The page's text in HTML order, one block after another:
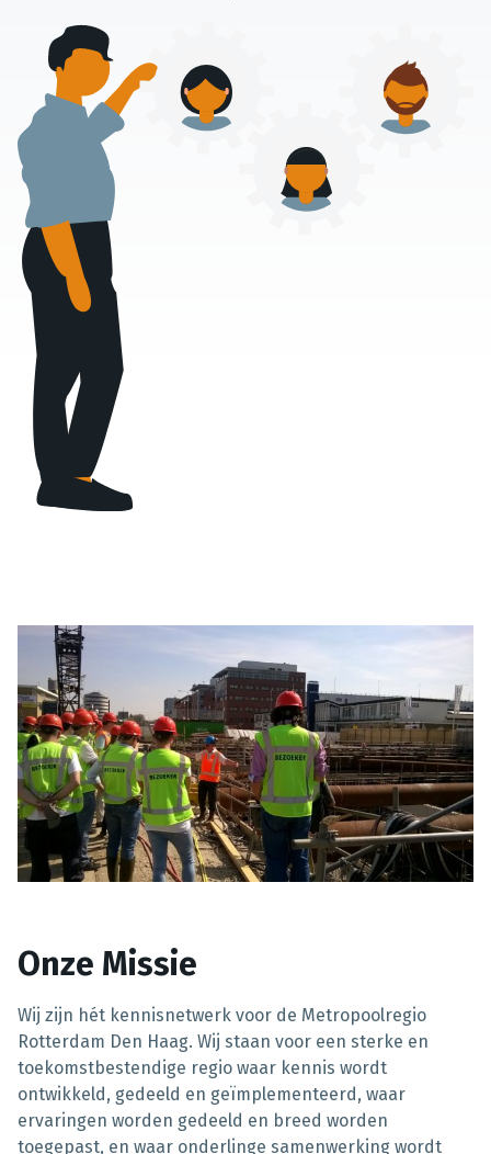
Onze Missie
Wij zijn hét kennisnetwerk voor de Metropoolregio
Rotterdam Den Haag. Wij staan voor een sterke en
toekomstbestendige regio waar kennis wordt
ontwikkeld, gedeeld en geïmplementeerd, waar
ervaringen worden gedeeld en breed worden
toegepast, en waar onderlinge samenwerking wordt